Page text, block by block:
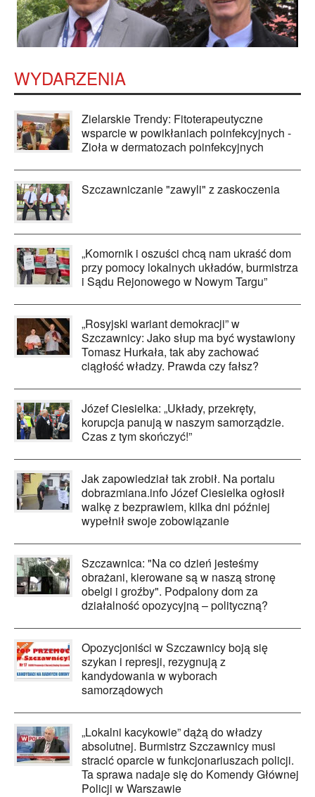
WYDARZENIA
Zielarskie Trendy: Fitoterapeutyczne
wsparcie w powikłaniach poinfekcyjnych -
Zioła w dermatozach poinfekcyjnych
Szczawniczanie "zawyli" z zaskoczenia
„Komornik i oszuści chcą nam ukraść dom
przy pomocy lokalnych układów, burmistrza
i Sądu Rejonowego w Nowym Targu”
„Rosyjski wariant demokracji” w
Szczawnicy: Jako słup ma być wystawiony
Tomasz Hurkała, tak aby zachować
ciągłość władzy. Prawda czy fałsz?
Józef Ciesielka: „Układy, przekręty,
korupcja panują w naszym samorządzie.
Czas z tym skończyć!”
Jak zapowiedział tak zrobił. Na portalu
dobrazmiana.info Józef Ciesielka ogłosił
walkę z bezprawiem, kilka dni później
wypełnił swoje zobowiązanie
Szczawnica: "Na co dzień jesteśmy
obrażani, kierowane są w naszą stronę
obelgi i groźby". Podpalony dom za
działalność opozycyjną – polityczną?
Opozycjoniści w Szczawnicy boją się
szykan i represji, rezygnują z
kandydowania w wyborach
samorządowych
„Lokalni kacykowie” dążą do władzy
absolutnej. Burmistrz Szczawnicy musi
stracić oparcie w funkcjonariuszach policji.
Ta sprawa nadaje się do Komendy Głównej
Policji w Warszawie